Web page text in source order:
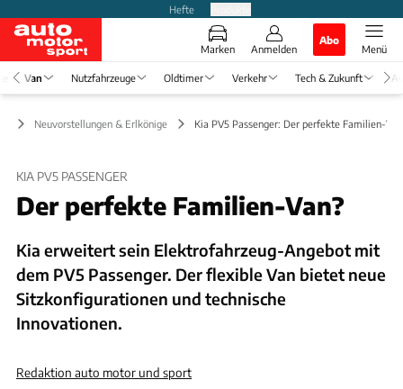
Hefte
Marken Anmelden
Abo
Menü
Van Nutzfahrzeuge Oldtimer Verkehr Tech & Zukunft
Neuvorstellungen & Erlkönige Kia PV5 Passenger: Der perfekte Familien-
KIA PV5 PASSENGER
Der perfekte Familien-Van?
Kia erweitert sein Elektrofahrzeug-Angebot mit
dem PV5 Passenger. Der flexible Van bietet neue
Sitzkonfigurationen und technische
Innovationen.
Redaktion auto motor und sport